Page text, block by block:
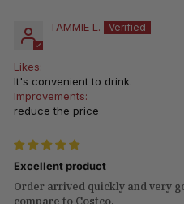
TAMMIE L.
Likes:
It's convenient to drink.
Improvements:
reduce the price
Excellent product
Order arrived quickly and very
compare to Costco.